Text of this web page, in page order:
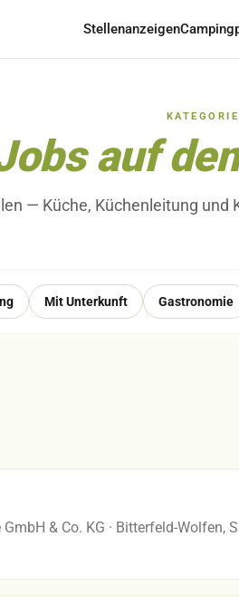
Stellenanzeigen
KATEGORIE
auf
— Küche, Küchenleitung und
Mit Unterkunft Gastronomie
& Co. KG · Bitterfeld-Wolfen,